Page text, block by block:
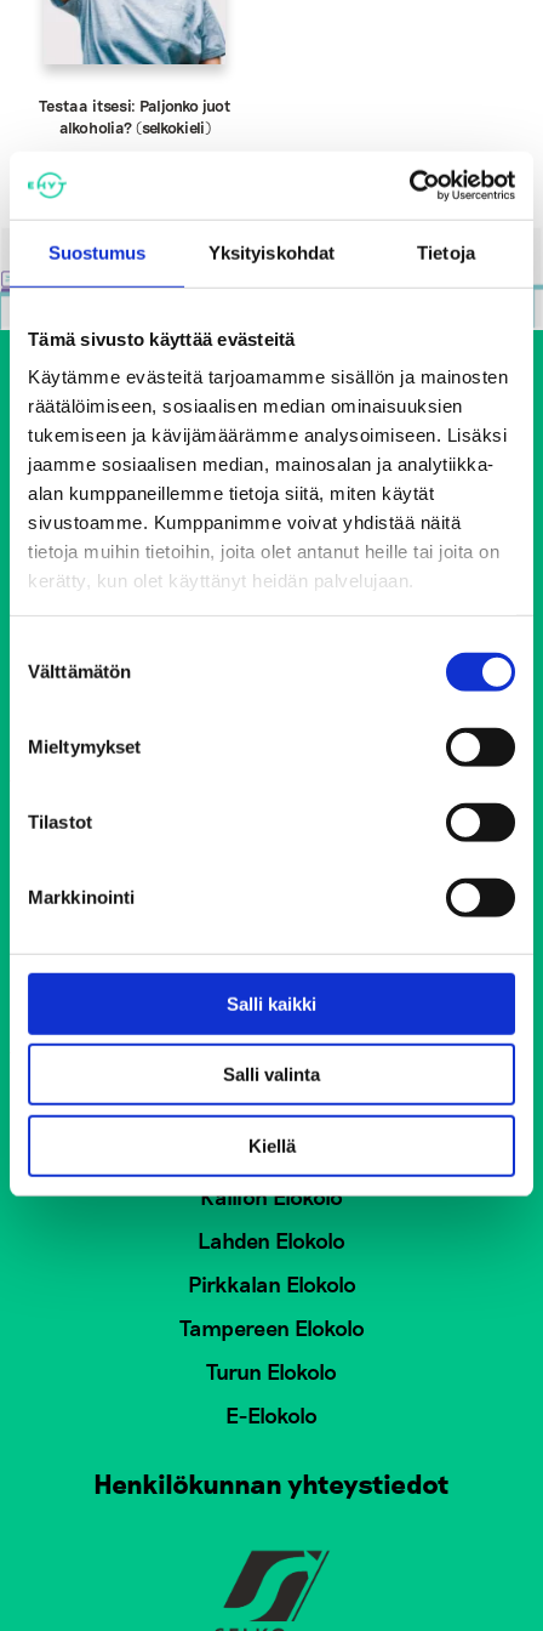
Suostumus Yksityiskohdat Tietoja
Tämä sivusto käyttää evästeitä
Käytämme evästeitä tarjoamamme sisällön ja mainosten
räätälöimiseen, sosiaalisen median ominaisuuksien
tukemiseen ja kävijämäärämme analysoimiseen. Lisäksi
jaamme sosiaalisen median, mainosalan ja analytiikka-
alan kumppaneillemme tietoja siitä, miten käytät
sivustoamme. Kumppanimme voivat yhdistää näitä
tietoja muihin tietoihin, joita olet antanut heille tai joita on
kerätty, kun olet käyttänyt heidän palvelujaan.
valinta
Välttämätön
Mieltymykset
Tilastot
Markkinointi
Salli kaikki
Salli valinta
Kiellä
Testaa itsesi: Paljonko juot
alkoholia? (selkokieli)
Ehkäisevä päihdetyö EHYT ry
Soittaminen on maksutonta.
Voit soittaa nimettömänä.
Elokolo-kohtaamispaikat
Tutustu Elokoloihin yleiskielisillä sivuilla:
Kallion Elokolo
Lahden Elokolo
Pirkkalan Elokolo
Tampereen Elokolo
Turun Elokolo
E-Elokolo
Henkilökunnan yhteystiedot